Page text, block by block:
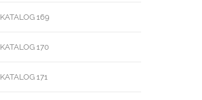
KATALOG 169
KATALOG 170
KATALOG 171